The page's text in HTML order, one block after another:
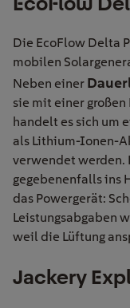
Die EcoFlow Delta
mobilen
Neben einer
sie mit einer
handelt es sich um
als Lithium-Ionen-
verwendet werden.
gegebenenfalls ins
das Powergerät:
Leistungsabgaben
weil die Lüftung
Jackery